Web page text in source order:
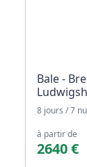
Bale -
8 jours / 7
à partir de
2640 €